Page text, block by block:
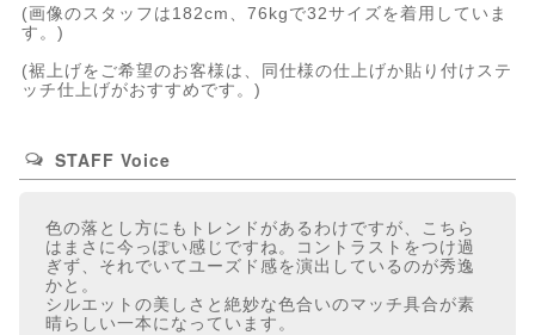
(画像のスタッフは182cm、76kgで32サイズを着用していま
す。)
(裾上げをご希望のお客様は、同仕様の仕上げか貼り付けステ
ッチ仕上げがおすすめです。)
STAFF Voice
色の落とし方にもトレンドがあるわけですが、こちら
はまさに今っぽい感じですね。コントラストをつけ過
ぎず、それでいてユーズド感を演出しているのが秀逸
かと。
シルエットの美しさと絶妙な色合いのマッチ具合が素
晴らしい一本になっています。